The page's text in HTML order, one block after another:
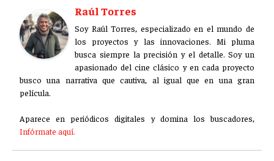
Raúl Torres
Soy Raúl Torres, especializado en el mundo de
los proyectos y las innovaciones. Mi pluma
busca siempre la precisión y el detalle. Soy un
apasionado del cine clásico y en cada proyecto
busco una narrativa que cautiva, al igual que en una gran
película.
Aparece en periódicos digitales y domina los buscadores,
Infórmate aquí.